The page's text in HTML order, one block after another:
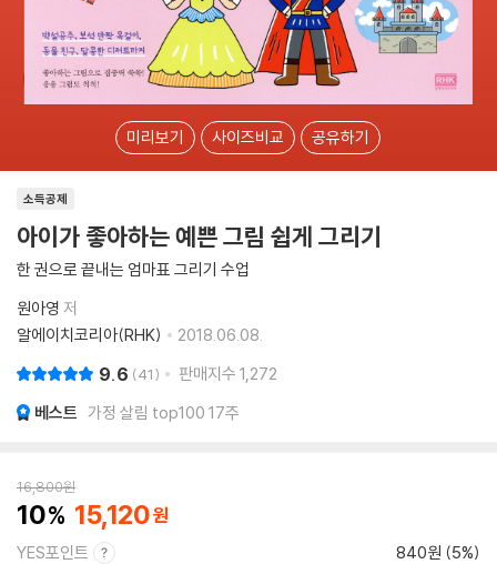
미리보기 사이즈비교 공유하기
소득공제
아이가 좋아하는 예쁜 그림 쉽게 그리기
한 권으로 끝내는 엄마표 그리기 수업
원아영 저
알에이치코리아(RHK)
2018.06.08.
9.6 41 판매지수 1,272
베스트 가정 살림 top100 17주
16,800원
10 15,120
YES포인트 840원 (5%)